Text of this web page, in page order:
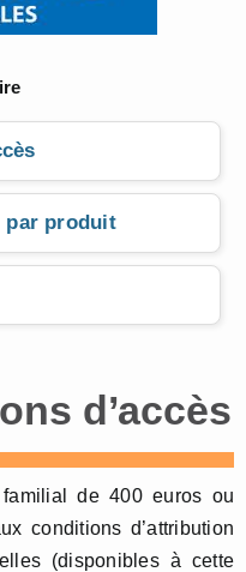
par produit
d’accès
de 400 euros ou
conditions d’attribution
(disponibles à cette